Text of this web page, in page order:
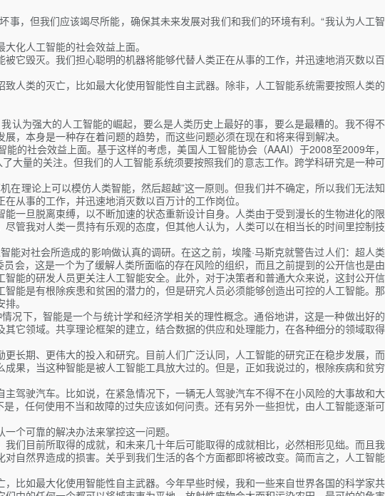
，但我们应该竭尽所能，确保其未来发展对我们和我们的环境有利。“我认为人工智
化人工智能的社会效益上面。
它毁灭。我们担心聪明的机器将能够代替人类正在从事的工作，并迅速地消灭数以百
人类的灭亡，比如最大化使用智能性自主武器。除非，人工智能系统需要按照人类的
认为强大的人工智能的崛起，要么是人类历史上最好的事，要么是最糟的。我不得不
，本身是一种存在着问题的趋势，而这些问题必须在现在和将来得到解决。
的社会效益上面。基于这样的考虑，美国人工智能协会（AAAI）于2008至2009年，
大量的关注。但我们的人工智能系统须要按照我们的意志工作。跨学科研究是一种可
理论上可以模仿人类智能，然后超越”这一原则。但我们并不确定，所以我们无法知
从事的工作，并迅速地消灭数以百万计的工作岗位。
一旦脱离束缚，以不断加速的状态重新设计自身。人类由于受到漫长的生物进化的限
管我对人类一贯持有乐观的态度，但其他人认为，人类可以在相当长的时间里控制技
对社会所造成的影响做认真的调研。在这之前，埃隆·马斯克就警告过人们：超人类
会，这是一个为了缓解人类所面临的存在风险的组织，而且之前提到的公开信也是由
能的研发人员更关注人工智能安全。此外，对于决策者和普通大众来说，这封公开信
能是有根除疾患和贫困的潜力的，但是研究人员必须能够创造出可控的人工智能。那
。
况下，智能是一个与统计学和经济学相关的理性概念。通俗地讲，这是一种做出好的
它领域。共享理论框架的建立，结合数据的供应和处理能力，在各种细分的领域取得
长期、更伟大的投入和研究。目前人们广泛认同，人工智能的研究正在稳步发展，而
果，当这种智能是被人工智能工具放大过的。但是，正如我说过的，根除疾病和贫穷
驾驶汽车。比如说，在紧急情况下，一辆无人驾驶汽车不得不在小风险的大事故和大
，任何使用不当和故障的过失应该如何问责。还有另外一些担忧，由人工智能逐渐可
个可靠的解决办法来掌控这一问题。
们目前所取得的成就，和未来几十年后可能取得的成就相比，必然相形见绌。而且我
自然界造成的损害。关乎到我们生活的各个方面都即将被改变。简而言之，人工智能
比如最大化使用智能性自主武器。今年早些时候，我和一些来自世界各国的科学家共